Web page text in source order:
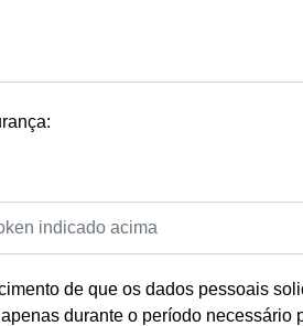
de que os dados pessoais
durante o período